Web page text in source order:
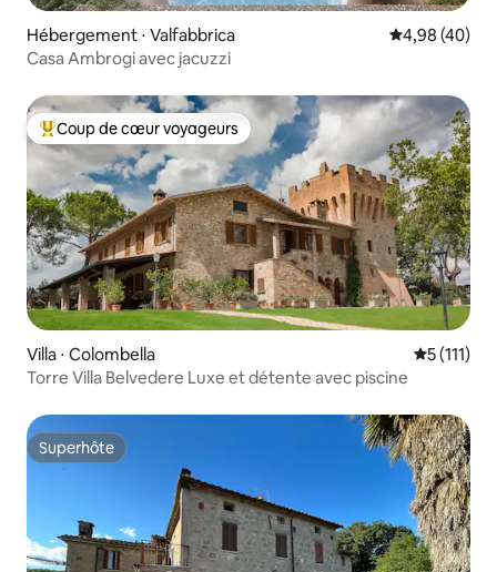
Hébergement ⋅ Valfabbrica Évaluation
4,98 (40)
Casa Ambrogi avec jacuzzi
Coups de cœur voyageurs les plus appréciés
Coup de cœur voyageurs
Villa ⋅ Colombella Évaluation
5 (111)
Torre Villa Belvedere Luxe et détente avec piscine
Superhôte
Superhôte